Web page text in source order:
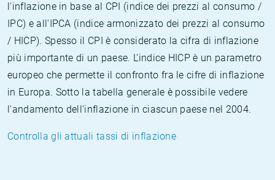
l'inflazione in base al CPI (indice dei prezzi al consumo /
IPC) e all'IPCA (indice armonizzato dei prezzi al consumo
/ HICP). Spesso il CPI è considerato la cifra di inflazione
più importante di un paese. L'indice HICP è un parametro
europeo che permette il confronto fra le cifre di inflazione
in Europa. Sotto la tabella generale è possibile vedere
l'andamento dell'inflazione in ciascun paese nel 2004.
Controlla gli attuali tassi di inflazione